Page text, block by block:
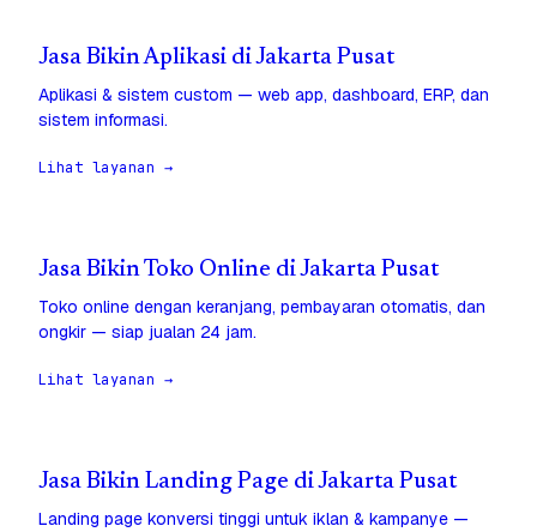
Jasa Bikin Aplikasi di Jakarta Pusat
Aplikasi & sistem custom — web app, dashboard, ERP, dan
sistem informasi.
Lihat layanan →
Jasa Bikin Toko Online di Jakarta Pusat
Toko online dengan keranjang, pembayaran otomatis, dan
ongkir — siap jualan 24 jam.
Lihat layanan →
Jasa Bikin Landing Page di Jakarta Pusat
Landing page konversi tinggi untuk iklan & kampanye —